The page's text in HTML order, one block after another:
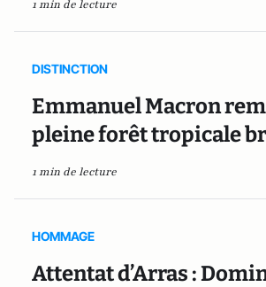
1 min de lecture
DISTINCTION
Emmanuel Macron
pleine forêt tropicale
1 min de lecture
HOMMAGE
Attentat d’Arras :